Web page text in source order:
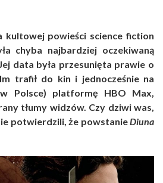
kultowej powieści science fiction
chyba najbardziej oczekiwaną
data była przesunięta prawie o
trafił do kin i jednocześnie na
Polsce) platformę HBO Max,
tłumy widzów. Czy dziwi was,
potwierdzili, że powstanieDiuna